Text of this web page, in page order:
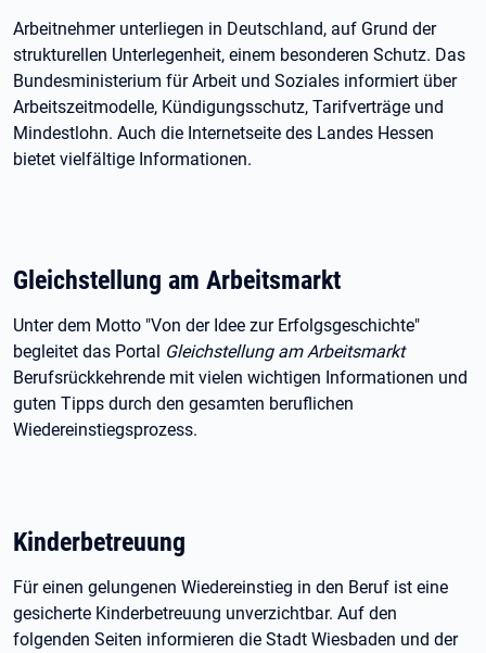
Arbeitnehmer unterliegen in Deutschland, auf Grund der
strukturellen Unterlegenheit, einem besonderen Schutz. Das
Bundesministerium für Arbeit und Soziales informiert über
Arbeitszeitmodelle, Kündigungsschutz, Tarifverträge und
Mindestlohn. Auch die Internetseite des Landes Hessen
bietet vielfältige Informationen.
Gleichstellung am Arbeitsmarkt
Unter dem Motto "Von der Idee zur Erfolgsgeschichte"
begleitet das Portal Gleichstellung am Arbeitsmarkt
Berufsrückkehrende mit vielen wichtigen Informationen und
guten Tipps durch den gesamten beruflichen
Wiedereinstiegsprozess.
Kinderbetreuung
Für einen gelungenen Wiedereinstieg in den Beruf ist eine
gesicherte Kinderbetreuung unverzichtbar. Auf den
folgenden Seiten informieren die Stadt Wiesbaden und der